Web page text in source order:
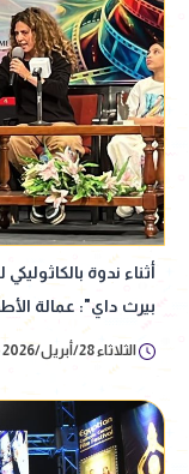
أثناء ندوة
بيرث داي": عمالة
الثلاثاء 28/أبريل/2026 - 12:30 ص